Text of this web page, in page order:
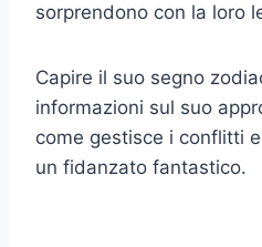
sorprendono con la loro
Capire il suo segno
informazioni sul suo
come gestisce i conflitti
un fidanzato fantastico.